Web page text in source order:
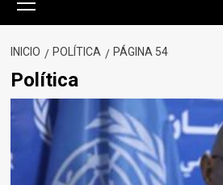
primario
INICIO POLÍTICA PÁGINA 54
Política